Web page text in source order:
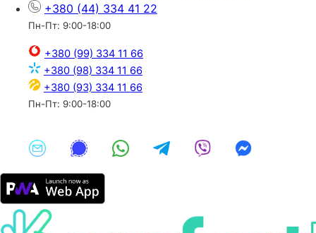
+380 (44) 334 41 22
Пн-Пт: 9:00-18:00
+380 (99) 334 11 66
+380 (98) 334 11 66
+380 (93) 334 11 66
Пн-Пт: 9:00-18:00